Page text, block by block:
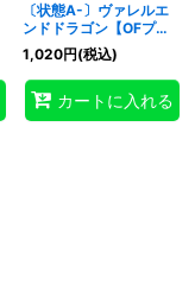
〔状態A-〕ヴァレルエ
ンドドラゴン【OFプリ
ズマティックシークレッ
ト】{LOSP-JP016}《リ
ンク》
1,020円(税込)
カートに入れる